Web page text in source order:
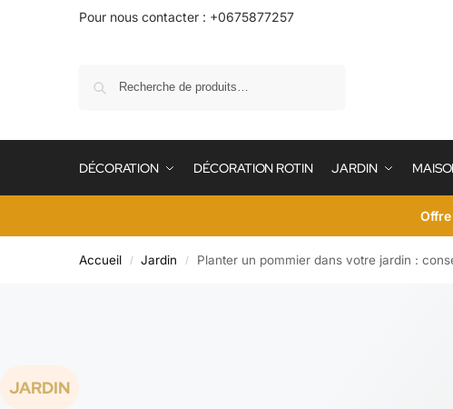
Pour nous contacter : +0675877257
DÉCORATION DÉCORATION ROTIN JARDIN
Accueil / Jardin / Planter un pommier dans votre jardin :
JARDIN